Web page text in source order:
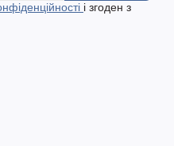
і згоден з